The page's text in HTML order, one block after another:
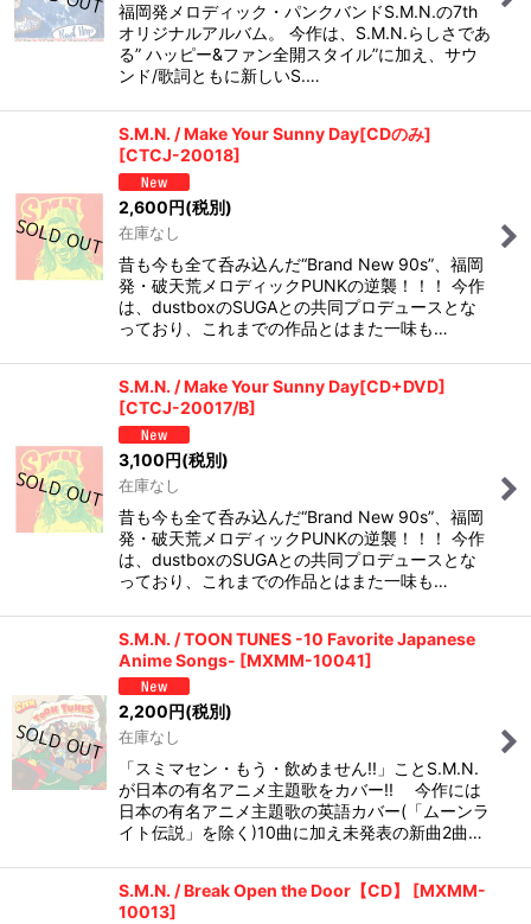
福岡発メロディック・パンクバンドS.M.N.の7th
オリジナルアルバム。 今作は、S.M.N.らしさであ
る” ハッピー&ファン全開スタイル”に加え、サウ
ンド/歌詞ともに新しいS.…
S.M.N. / Make Your Sunny Day[CDのみ]
[CTCJ-20018]
2,600円(税別)
在庫なし
昔も今も全て呑み込んだ“Brand New 90s”、福岡
発・破天荒メロディックPUNKの逆襲！！！ 今作
は、dustboxのSUGAとの共同プロデュースとな
っており、これまでの作品とはまた一味も…
S.M.N. / Make Your Sunny Day[CD+DVD]
[CTCJ-20017/B]
3,100円(税別)
在庫なし
昔も今も全て呑み込んだ“Brand New 90s”、福岡
発・破天荒メロディックPUNKの逆襲！！！ 今作
は、dustboxのSUGAとの共同プロデュースとな
っており、これまでの作品とはまた一味も…
S.M.N. / TOON TUNES -10 Favorite Japanese
Anime Songs- [MXMM-10041]
2,200 円(税別)
在庫なし
「スミマセン・もう・飲めません!!」ことS.M.N.
が日本の有名アニメ主題歌をカバー!! 今作には
日本の有名アニメ主題歌の英語カバー(「ムーンラ
イト伝説」を除く)10曲に加え未発表の新曲2曲…
S.M.N. / Break Open the Door【CD】 [MXMM-
10013]